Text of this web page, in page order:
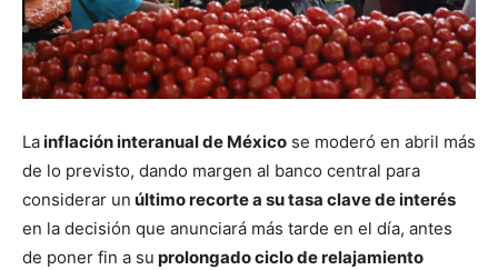
Lainflación interanual de México se moderó en abril más
de lo previsto, dando margen al banco central para
considerar un último recorte a su tasa clave de interés
en la decisión que anunciará más tarde en el día, antes
de poner fin a su prolongado ciclo de relajamiento